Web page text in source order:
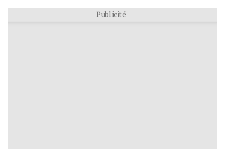
Publicité